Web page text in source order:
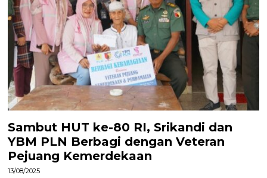
Sambut HUT ke-80 RI, Srikandi dan
YBM PLN Berbagi dengan Veteran
Pejuang Kemerdekaan
13/08/2025